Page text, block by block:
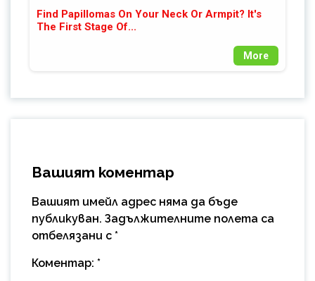
Find Papillomas On Your Neck Or Armpit? It's
The First Stage Of...
More
Вашият коментар
Вашият имейл адрес няма да бъде
публикуван. Задължителните полета са
отбелязани с *
Коментар: *